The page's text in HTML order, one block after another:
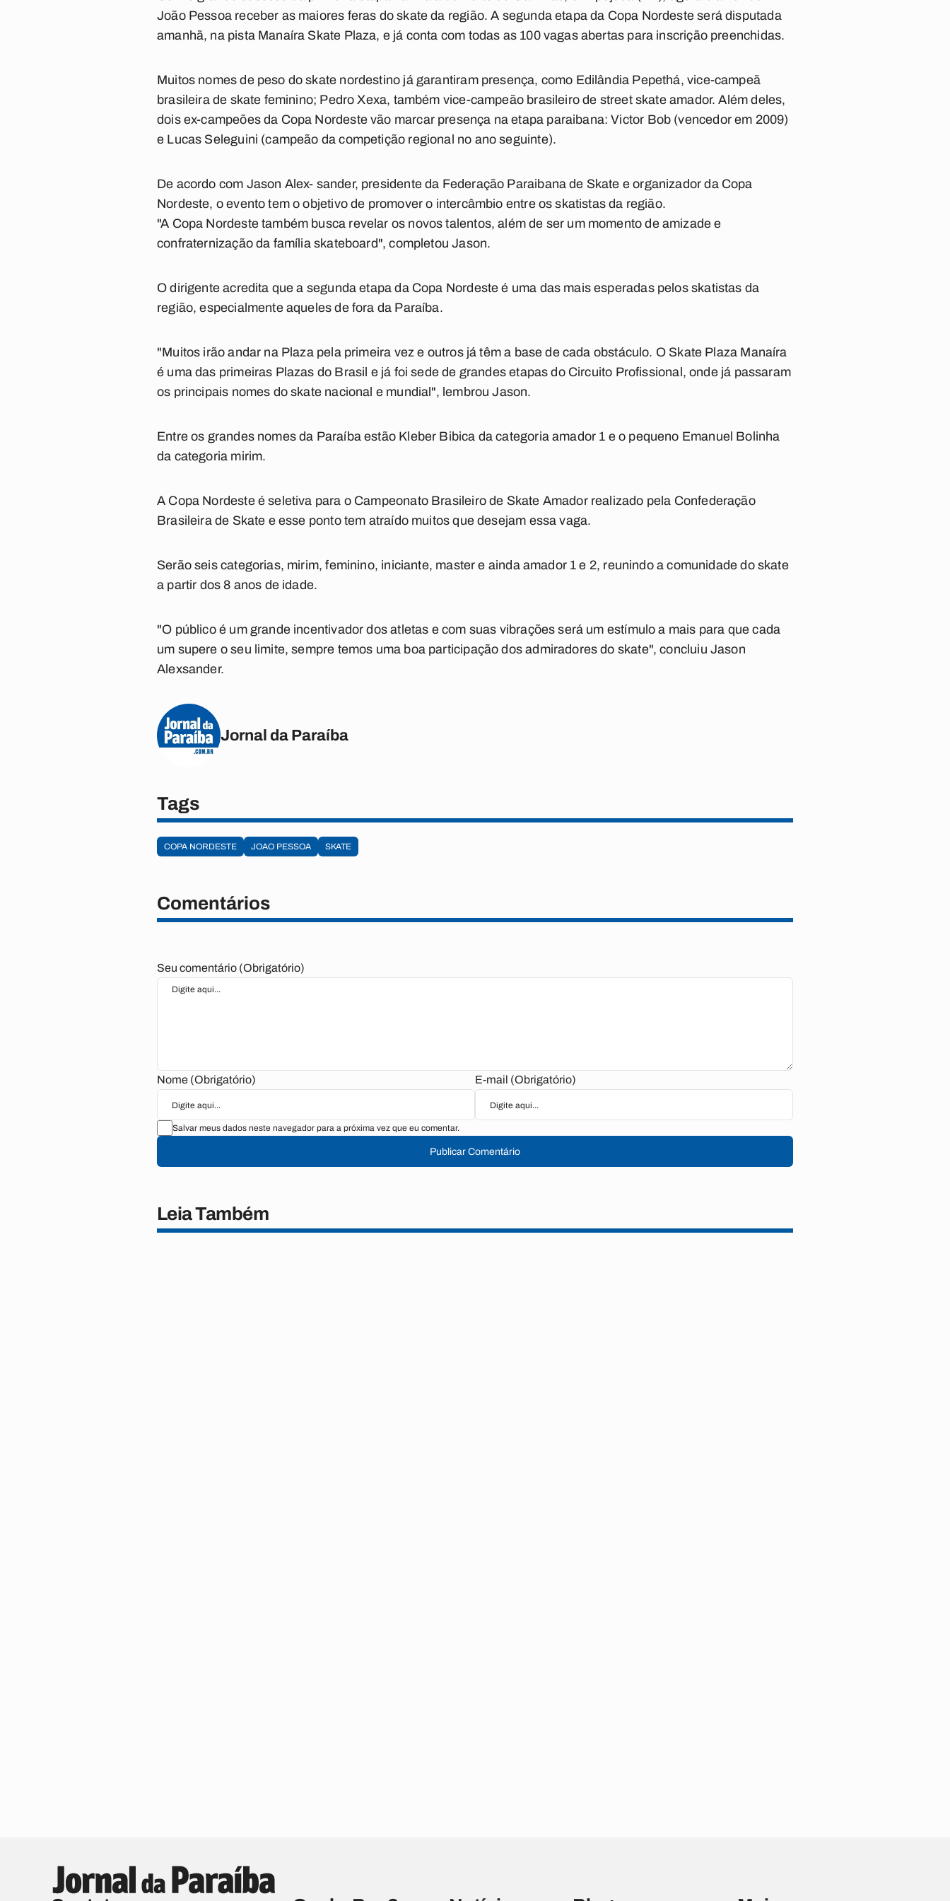
João Pessoa receber as maiores feras do skate da região. A segunda etapa da Copa Nordeste será disputada
amanhã, na pista Manaíra Skate Plaza, e já conta com todas as 100 vagas abertas para inscrição preenchidas.
Muitos nomes de peso do skate nordestino já garantiram presença, como Edilândia Pepethá, vice-campeã
brasileira de skate feminino; Pedro Xexa, também vice-campeão brasileiro de street skate amador. Além deles,
dois ex-campeões da Copa Nordeste vão marcar presença na etapa paraibana: Victor Bob (vencedor em 2009)
e Lucas Seleguini (campeão da competição regional no ano seguinte).
De acordo com Jason Alex- sander, presidente da Federação Paraibana de Skate e organizador da Copa
Nordeste, o evento tem o objetivo de promover o intercâmbio entre os skatistas da região.
"A Copa Nordeste também busca revelar os novos talentos, além de ser um momento de amizade e
confraternização da família skateboard", completou Jason.
O dirigente acredita que a segunda etapa da Copa Nordeste é uma das mais esperadas pelos skatistas da
região, especialmente aqueles de fora da Paraíba.
"Muitos irão andar na Plaza pela primeira vez e outros já têm a base de cada obstáculo. O Skate Plaza Manaíra
é uma das primeiras Plazas do Brasil e já foi sede de grandes etapas do Circuito Profissional, onde já passaram
os principais nomes do skate nacional e mundial", lembrou Jason.
Entre os grandes nomes da Paraíba estão Kleber Bibica da categoria amador 1 e o pequeno Emanuel Bolinha
da categoria mirim.
A Copa Nordeste é seletiva para o Campeonato Brasileiro de Skate Amador realizado pela Confederação
Brasileira de Skate e esse ponto tem atraído muitos que desejam essa vaga.
Serão seis categorias, mirim, feminino, iniciante, master e ainda amador 1 e 2, reunindo a comunidade do skate
a partir dos 8 anos de idade.
"O público é um grande incentivador dos atletas e com suas vibrações será um estímulo a mais para que cada
um supere o seu limite, sempre temos uma boa participação dos admiradores do skate", concluiu Jason
Alexsander.
Jornal da Paraíba
Tags
COPA NORDESTE JOAO PESSOA SKATE
Comentários
Seu comentário (Obrigatório)
Nome (Obrigatório) E-mail (Obrigatório)
Salvar meus dados neste navegador para a próxima vez que eu comentar.
Publicar Comentário
Leia Também